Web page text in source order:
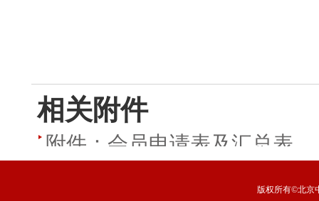
相关附件
附件：会员申请表及汇总表
版权所有©北京